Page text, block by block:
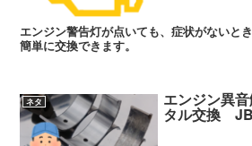
エンジン警告灯が点いても、症状がないと
簡単に交換できます。
ネタ エンジン異
タル交換